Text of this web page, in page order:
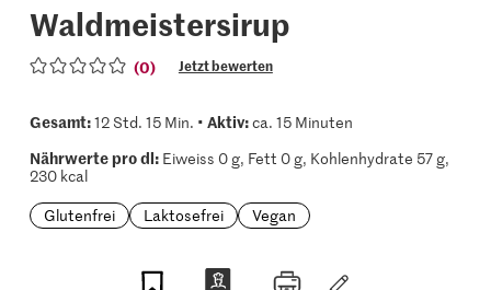
Waldmeistersirup
(0) Jetzt bewerten
Gesamt:12 Std. 15 Min. • Aktiv:ca. 15 Minuten
Nährwerte pro dl:Eiweiss 0 g, Fett 0 g, Kohlenhydrate 57 g,
230 kcal
Glutenfrei
Laktosefrei Vegan